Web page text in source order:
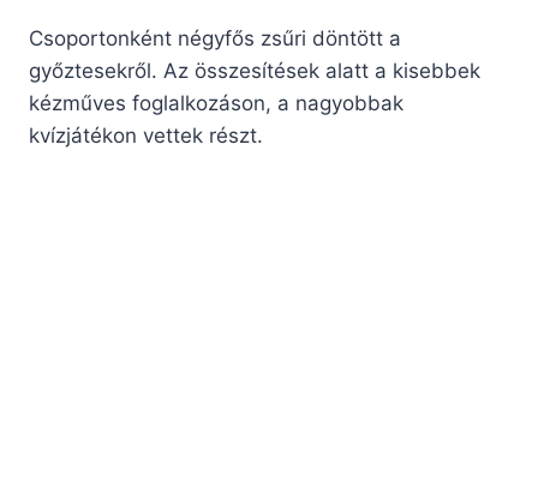
Csoportonként négyfős zsűri döntött a
győztesekről. Az összesítések alatt a kisebbek
kézműves foglalkozáson, a nagyobbak
kvízjátékon vettek részt.